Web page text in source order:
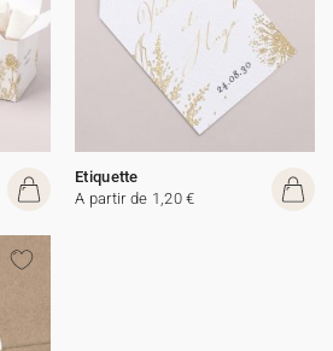
Etiquette
A partir de 1,20 €